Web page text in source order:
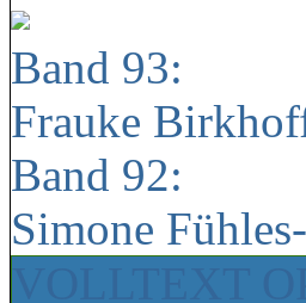
Band 93:
Frauke
Band 92:
Simone